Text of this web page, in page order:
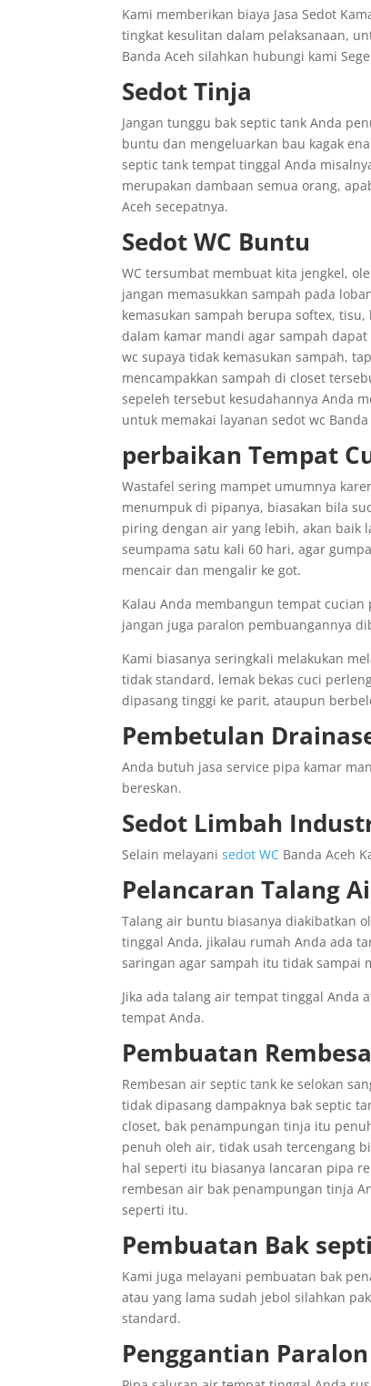
Kami memberikan biaya Jasa Sedot
tingkat kesulitan dalam pelaksanaan,
Banda Aceh silahkan hubungi kami
Sedot Tinja
Jangan tunggu bak septic tank Anda
buntu dan mengeluarkan bau kagak
septic tank tempat tinggal Anda
merupakan dambaan semua orang,
Aceh secepatnya.
Sedot WC Buntu
WC tersumbat membuat kita jengkel,
jangan memasukkan sampah pada
kemasukan sampah berupa softex,
dalam kamar mandi agar sampah
wc supaya tidak kemasukan sampah,
mencampakkan sampah di closet
sepeleh tersebut kesudahannya Anda
untuk memakai layanan sedot wc
perbaikan Tempat
Wastafel sering mampet umumnya
menumpuk di pipanya, biasakan bila
piring dengan air yang lebih, akan baik
seumpama satu kali 60 hari, agar
mencair dan mengalir ke got.
Kalau Anda membangun tempat
jangan juga paralon pembuangannya
Kami biasanya seringkali melakukan
tidak standard, lemak bekas cuci
dipasang tinggi ke parit, ataupun
Pembetulan
Anda butuh jasa service pipa kamar
bereskan.
Sedot Limbah
Selain melayanisedot WC Banda Aceh
Pelancaran Talang
Talang air buntu biasanya diakibatkan
tinggal Anda, jikalau rumah Anda ada
saringan agar sampah itu tidak sampai
Jika ada talang air tempat tinggal Anda
tempat Anda.
Pembuatan
Rembesan air septic tank ke selokan
tidak dipasang dampaknya bak septic
closet, bak penampungan tinja itu
penuh oleh air, tidak usah tercengang
hal seperti itu biasanya lancaran pipa
rembesan air bak penampungan tinja
seperti itu.
Pembuatan Bak
Kami juga melayani pembuatan bak
atau yang lama sudah jebol silahkan
standard.
Penggantian Paralon